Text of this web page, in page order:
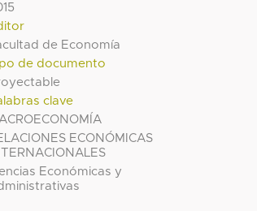
de Economía
de documento
clave
ECONÓMICAS
Económicas y